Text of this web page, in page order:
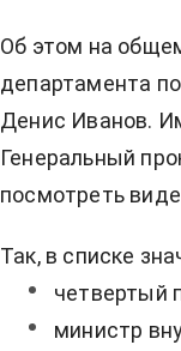
Об этом на
департамента
Денис Иванов.
Генеральный
посмотреть
Так, в списке
четвертый
министр